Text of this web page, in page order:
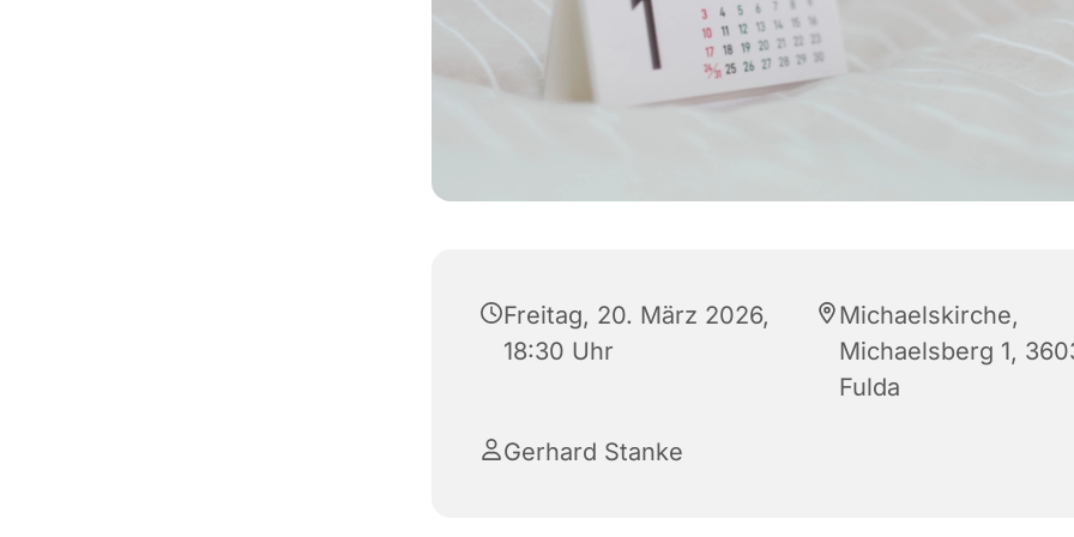
Freitag, 20. März 2026,
18:30 Uhr
Michaelskirche,
Michaelsberg 1,
Fulda
Gerhard Stanke